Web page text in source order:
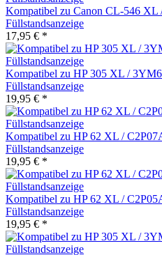
Kompatibel zu Canon CL-546 XL
Füllstandsanzeige
17,95 € *
Kompatibel zu HP 305 XL /
Füllstandsanzeige
19,95 € *
Kompatibel zu HP 62 XL /
Füllstandsanzeige
19,95 € *
Kompatibel zu HP 62 XL /
Füllstandsanzeige
19,95 € *